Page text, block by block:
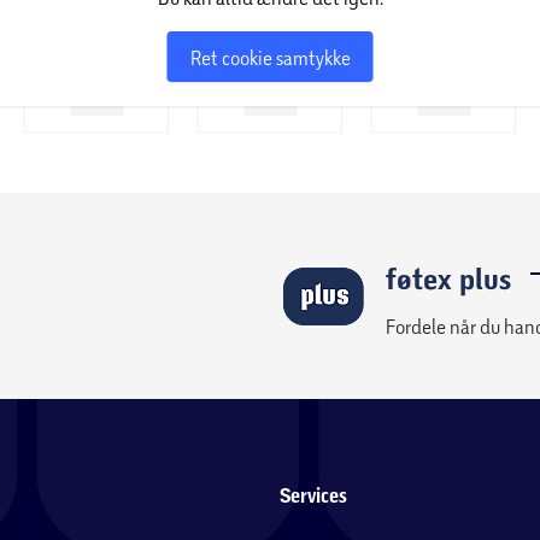
døgnet rundt, også når du træner og sover,
i bare 15 minutter giver op til 8 timers
Ret cookie samtykke
føtex plus
Fordele når du
Services